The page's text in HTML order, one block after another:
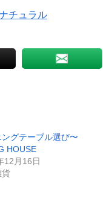
チュラル
ングテーブル選び〜
HOUSE
12月16日
貨